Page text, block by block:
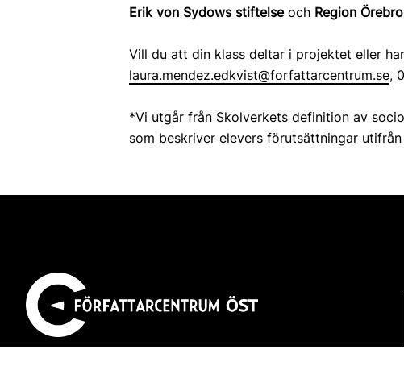
Erik von Sydows stiftelseoch Region Örebro
Vill du att din klass deltar i projektet eller
laura.mendez.edkvist@forfattarcentrum.se,
*Vi utgår från Skolverkets definition av
som beskriver elevers förutsättningar